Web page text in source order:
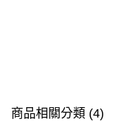
商品相關分類 (4)